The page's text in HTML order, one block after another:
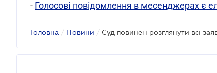
- Голосові повідомлення в месенджерах є
Головна / Новини /